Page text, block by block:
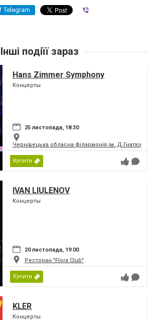
Telegram
Інші подіїї зараз
Hans Zimmer Symphony
Концерты
25 листопада, 18:30
Чернівецька обласна філармонія ім. Д.Гнатюка
Купити
IVAN LIULENOV
Концерты
20 листопада, 19:00
Ресторан "Flora Club"
Купити
KLER
Концерты